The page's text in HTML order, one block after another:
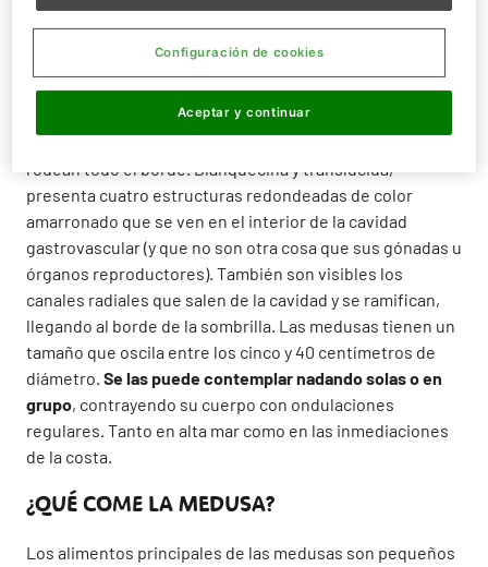
¿QUIÉN ES?
La Medusa tiene forma de sombrilla, es su principal
característica. Morfología de quitasol aplanado que
cuenta con cuatro brazos orales, no demasiado largos;
éstos constan a su vez de numerosos tentáculos que
rodean todo el borde. Blanquecina y translúcida,
presenta cuatro estructuras redondeadas de color
amarronado que se ven en el interior de la cavidad
gastrovascular (y que no son otra cosa que sus gónadas u
órganos reproductores). También son visibles los
canales radiales que salen de la cavidad y se ramifican,
llegando al borde de la sombrilla. Las medusas tienen un
tamaño que oscila entre los cinco y 40 centímetros de
diámetro. Se las puede contemplar nadando solas o en
grupo, contrayendo su cuerpo con ondulaciones
regulares. Tanto en alta mar como en las inmediaciones
de la costa.
¿QUÉ COME LA MEDUSA?
Los alimentos principales de las medusas son pequeños
Aceptar y continuar
Configuración de cookies